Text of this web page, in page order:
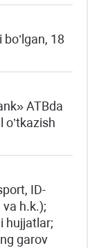
18
ATBda
o’tkazish
ID-
h.k.);
hujjatlar;
garov